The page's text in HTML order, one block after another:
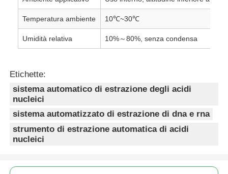
Temperatura ambiente 10℃~30℃
Umidità relativa 10%～80%, senza condensa
Etichette:
sistema automatico di estrazione degli acidi
nucleici
sistema automatizzato di estrazione di dna e rna
strumento di estrazione automatica di acidi
nucleici